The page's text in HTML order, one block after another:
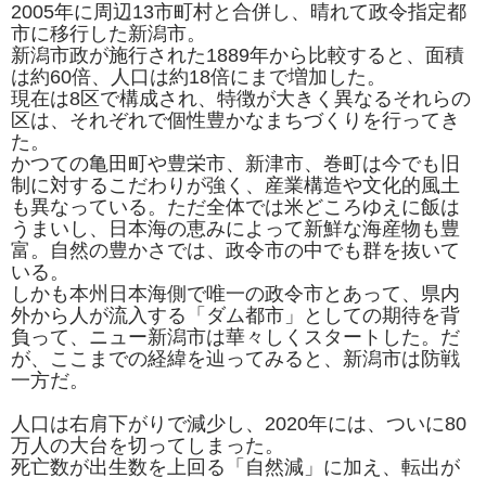
2005年に周辺13市町村と合併し、晴れて政令指定都
市に移行した新潟市。
新潟市政が施行された1889年から比較すると、面積
は約60倍、人口は約18倍にまで増加した。
現在は8区で構成され、特徴が大きく異なるそれらの
区は、それぞれで個性豊かなまちづくりを行ってき
た。
かつての亀田町や豊栄市、新津市、巻町は今でも旧
制に対するこだわりが強く、産業構造や文化的風土
も異なっている。ただ全体では米どころゆえに飯は
うまいし、日本海の恵みによって新鮮な海産物も豊
富。自然の豊かさでは、政令市の中でも群を抜いて
いる。
しかも本州日本海側で唯一の政令市とあって、県内
外から人が流入する「ダム都市」としての期待を背
負って、ニュー新潟市は華々しくスタートした。だ
が、ここまでの経緯を辿ってみると、新潟市は防戦
一方だ。
人口は右肩下がりで減少し、2020年には、ついに80
万人の大台を切ってしまった。
死亡数が出生数を上回る「自然減」に加え、転出が